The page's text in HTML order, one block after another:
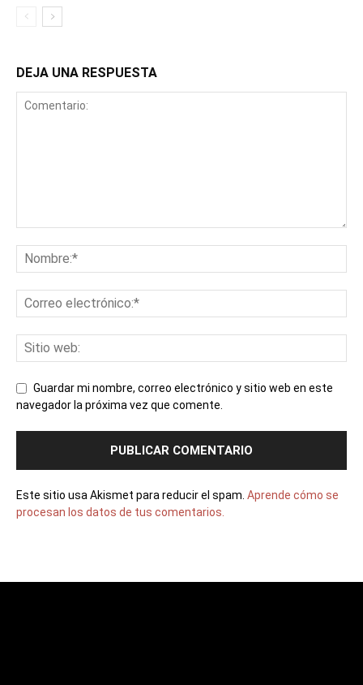
DEJA UNA RESPUESTA
Guardar mi nombre, correo electrónico y sitio web en este
navegador la próxima vez que comente.
Este sitio usa Akismet para reducir el spam. Aprende cómo se
procesan los datos de tus comentarios.